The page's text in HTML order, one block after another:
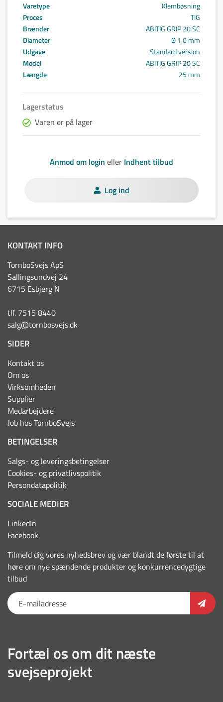
Varetype
Klembøsning
Proces
TIG
Brænder
ABITIG GRIP 20 SC
Diameter
Ø 1.0 mm
Udgave
Standard version
Model
ABITIG GRIP 20 SC
Længde
25 mm
Lagerstatus
Varen er på lager
Anmod om login eller Indhent tilbud
Log ind
KONTAKT INFO
TornboSvejs ApS
Sallingsundvej 24
6715 Esbjerg N
tlf. 7515 8440
salg@tornbosvejs.dk
SIDER
Kontakt os
Om os
Virksomheden
Supplier
Medarbejdere
Job hos TornboSvejs
BETINGELSER
Salgs- og leveringsbetingelser
Cookies- og privatlivspolitik
Persondatapolitik
SOCIALE MEDIER
LinkedIn
Facebook
Tilmeld dig vores nyhedsbrev og vær blandt de første til at
høre om nye spændende produkter og konkurrencedygtige
tilbud
Fortæl os om dit næste
svejseprojekt